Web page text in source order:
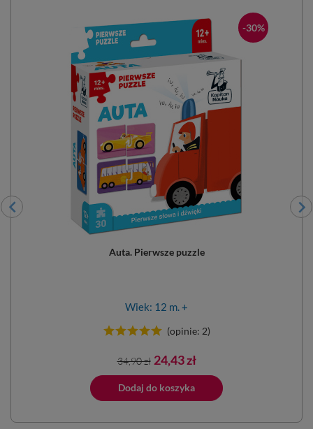
-30%
Auta. Pierwsze puzzle
Wiek: 12 m. +
(opinie: 2)
Cena
podstawowa
34,90 zł Cena
24,43 zł
Dodaj do koszyka